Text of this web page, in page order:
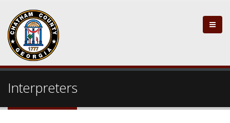
Interpreters